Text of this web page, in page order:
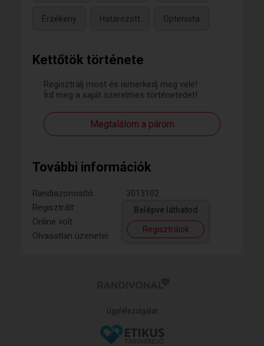
Kettőtök története
Regisztrálj most és ismerkedj meg vele!
Írd meg a saját szerelmes történetedet!
Megtalálom a párom
További információk
Randiazonosító:
3013102
Regisztrált:
Online volt:
Olvasatlan üzenetei:
Belépve láthatod
Regisztrálok
Érzékeny Határozott Optimista
Ügyfélszolgálat